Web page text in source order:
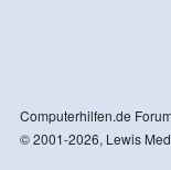
Computerhilfen.de
© 2001-2026, Lewis